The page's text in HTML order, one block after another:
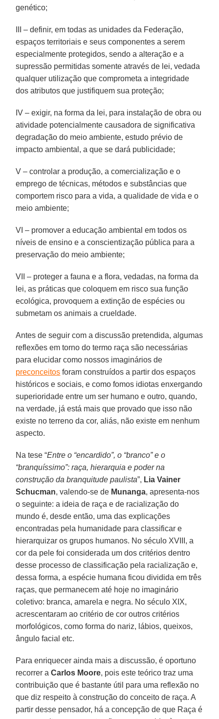
genético;
III – definir, em todas as unidades da Federação,
espaços territoriais e seus componentes a serem
especialmente protegidos, sendo a alteração e a
supressão permitidas somente através de lei, vedada
qualquer utilização que comprometa a integridade
dos atributos que justifiquem sua proteção;
IV – exigir, na forma da lei, para instalação de obra ou
atividade potencialmente causadora de significativa
degradação do meio ambiente, estudo prévio de
impacto ambiental, a que se dará publicidade;
V – controlar a produção, a comercialização e o
emprego de técnicas, métodos e substâncias que
comportem risco para a vida, a qualidade de vida e o
meio ambiente;
VI – promover a educação ambiental em todos os
níveis de ensino e a conscientização pública para a
preservação do meio ambiente;
VII – proteger a fauna e a flora, vedadas, na forma da
lei, as práticas que coloquem em risco sua função
ecológica, provoquem a extinção de espécies ou
submetam os animais a crueldade.
Antes de seguir com a discussão pretendida, algumas
reflexões em torno do termo raça são necessárias
para elucidar como nossos imaginários de
preconceitos foram construídos a partir dos espaços
históricos e sociais, e como fomos idiotas enxergando
superioridade entre um ser humano e outro, quando,
na verdade, já está mais que provado que isso não
existe no terreno da cor, aliás, não existe em nenhum
aspecto.
Na tese “Entre o “encardido”, o “branco” e o
“branquíssimo”: raça, hierarquia e poder na
construção da branquitude paulista”, Lia Vainer
Schucman, valendo-se de Munanga, apresenta-nos
o seguinte: a ideia de raça e de racialização do
mundo é, desde então, uma das explicações
encontradas pela humanidade para classificar e
hierarquizar os grupos humanos. No século XVIII, a
cor da pele foi considerada um dos critérios dentro
desse processo de classificação pela racialização e,
dessa forma, a espécie humana ficou dividida em três
raças, que permanecem até hoje no imaginário
coletivo: branca, amarela e negra. No século XIX,
acrescentaram ao critério de cor outros critérios
morfológicos, como forma do nariz, lábios, queixos,
ângulo facial etc.
Para enriquecer ainda mais a discussão, é oportuno
recorrer aCarlos Moore, pois este teórico traz uma
contribuição que é bastante útil para uma reflexão no
que diz respeito à construção do conceito de raça. A
partir desse pensador, há a concepção de que Raça é